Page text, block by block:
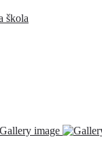
škola